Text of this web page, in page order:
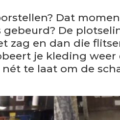
Dat
gebeurd? De
zag en dan die
je kleding
te laat om de